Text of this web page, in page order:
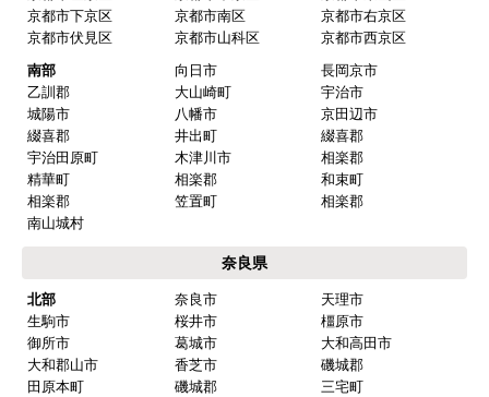
ショップからの連絡や対応は適切でしたか？
予定の期日までに商品が届きましたか？
商品の梱包は必要十分なものでしたか？
またこのショップを利用したいですか？
【注文商品】換気扇・レンジフード 【注
文時期】2026年01月頃
【このショップを選んだ理由は？】
京都市下京区
京都市南区
京都市右京区
京都市伏見区
京都市山科区
京都市西京区
南部
向日市
長岡京市
乙訓郡
大山崎町
宇治市
城陽市
八幡市
京田辺市
綴喜郡
井出町
綴喜郡
宇治田原町
木津川市
相楽郡
精華町
相楽郡
和束町
相楽郡
笠置町
相楽郡
南山城村
奈良県
北部 奈良市
天理市
生駒市
桜井市
橿原市
御所市
葛城市
大和高田市
大和郡山市
香芝市
磯城郡
田原本町
磯城郡
三宅町